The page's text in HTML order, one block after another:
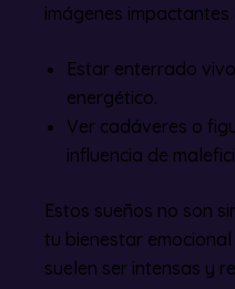
imágenes impactantes
Estar enterrado
energético.
Ver cadáveres o
influencia de
Estos sueños no son
tu bienestar
suelen ser intensas y